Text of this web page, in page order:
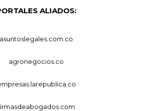
ALIADOS:
asuntoslegales.com.co
agronegocios.co